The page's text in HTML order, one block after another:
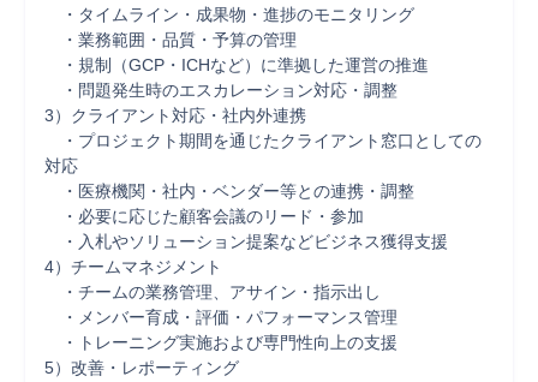
・タイムライン・成果物・進捗のモニタリング
・業務範囲・品質・予算の管理
・規制（GCP・ICHなど）に準拠した運営の推進
・問題発生時のエスカレーション対応・調整
3）クライアント対応・社内外連携
・プロジェクト期間を通じたクライアント窓口としての
対応
・医療機関・社内・ベンダー等との連携・調整
・必要に応じた顧客会議のリード・参加
・入札やソリューション提案などビジネス獲得支援
4）チームマネジメント
・チームの業務管理、アサイン・指示出し
・メンバー育成・評価・パフォーマンス管理
・トレーニング実施および専門性向上の支援
5）改善・レポーティング